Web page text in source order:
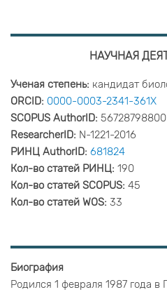
НАУЧНАЯ
Ученая степень: кандидат
ORCID: 0000-0003-2341-361X
SCOPUS AuthorID: 56728798800
ResearcherID: N-1221-2016
РИНЦ AuthorID: 681824
Кол-во статей РИНЦ: 190
Кол-во статей SCOPUS: 45
Кол-во статей WOS: 33
Биография
Родился 1 февраля 1987 года в